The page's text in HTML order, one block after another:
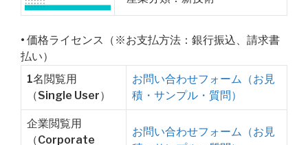
• 価格ライセンス（※お支払方法：銀行振込、請求書
払い）
1名閲覧用
（Single User）
お問い合わせフォーム（お見
積・サンプル・質問）
企業閲覧用
（Corporate
お問い合わせフォーム（お見